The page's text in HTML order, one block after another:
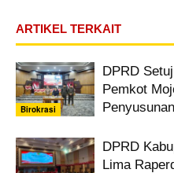
ARTIKEL TERKAIT
Birokrasi
DPRD
Pemkot
DPRD
Lima